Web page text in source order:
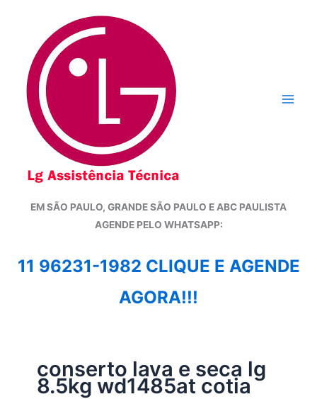
conteúdo
EM SÃO PAULO, GRANDE SÃO PAULO E ABC PAULISTA
AGENDE PELO WHATSAPP:
11 96231-1982 CLIQUE E AGENDE
AGORA!!!
conserto lava e seca lg
8.5kg wd1485at cotia